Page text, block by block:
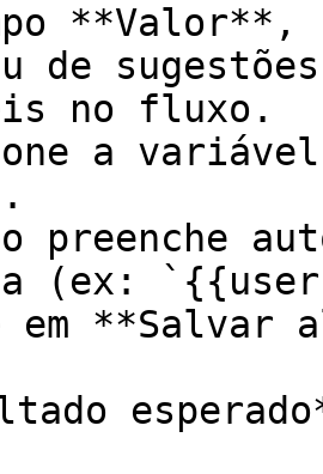
de
no fluxo.
a
preenche
(ex:
em **Salvar